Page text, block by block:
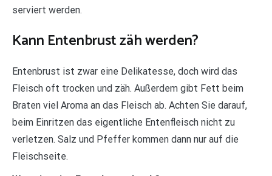
serviert werden.
Kann Entenbrust zäh werden?
Entenbrust ist zwar eine Delikatesse, doch wird das
Fleisch oft trocken und zäh. Außerdem gibt Fett beim
Braten viel Aroma an das Fleisch ab. Achten Sie darauf,
beim Einritzen das eigentliche Entenfleisch nicht zu
verletzen. Salz und Pfeffer kommen dann nur auf die
Fleischseite.